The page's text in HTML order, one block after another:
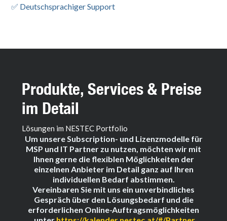
✅ Deutschsprachiger Support
Produkte, Services & Preise
im Detail
Lösungen im NESTEC Portfolio
Um unsere Subscription- und Lizenzmodelle für
MSP und IT Partner zu nutzen, möchten wir mit
Ihnen gerne die flexiblen Möglichkeiten der
einzelnen Anbieter im Detail ganz auf Ihren
individuellen Bedarf abstimmen.
Vereinbaren Sie mit uns ein unverbindliches
Gespräch über den Lösungsbedarf und die
erforderlichen Online-Auftragsmöglichkeiten